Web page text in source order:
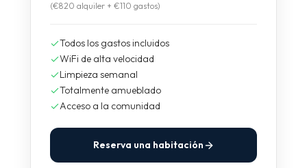
(€820 alquiler + €110 gastos)
Todos los gastos incluidos
WiFi de alta velocidad
Limpieza semanal
Totalmente amueblado
Acceso a la comunidad
Reserva una habitación